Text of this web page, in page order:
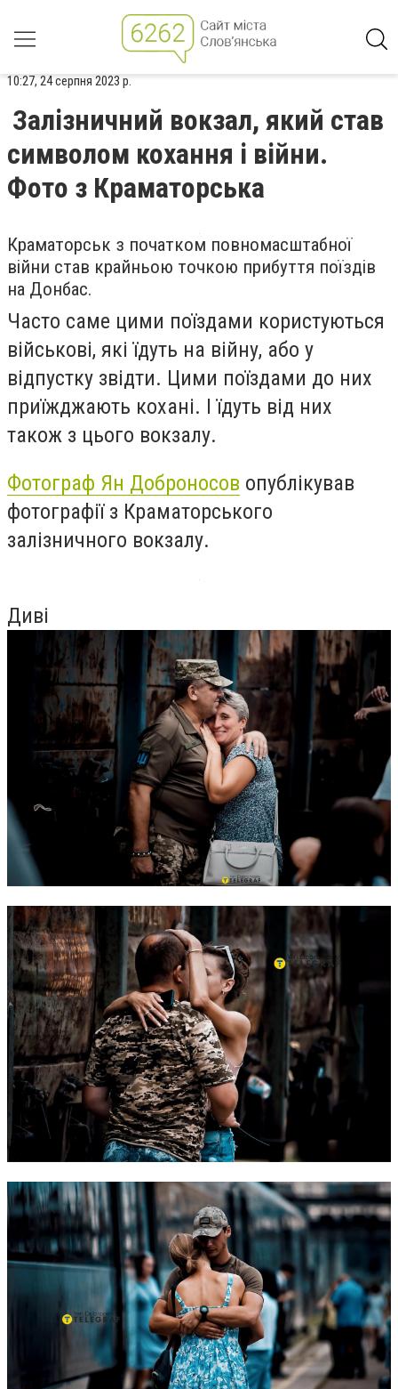
10:27, 24 серпня 2023 р.
Залізничний вокзал, який став
символом кохання і війни.
Фото з Краматорська
Краматорськ з початком повномасштабної
війни став крайньою точкою прибуття поїздів
на Донбас.
Часто саме цими поїздами користуються
військові, які їдуть на війну, або у
відпустку звідти. Цими поїздами до них
приїжджають кохані. І їдуть від них
також з цього вокзалу.
Фотограф Ян Доброносов опублікував
фотографії з Краматорського
залізничного вокзалу.
Диві